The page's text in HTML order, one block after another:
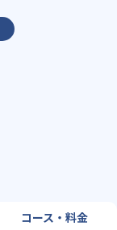
コース・料金